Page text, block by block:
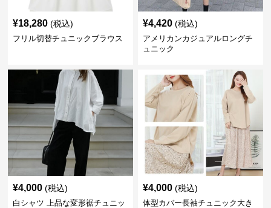
¥18,280 (税込)
フリル切替チュニックブラウス
¥4,420 (税込)
アメリカンカジュアルロングチ
ュニック
¥4,000 (税込)
白シャツ 上品な変形裾チュニッ
¥4,000 (税込)
体型カバー長袖チュニック大き